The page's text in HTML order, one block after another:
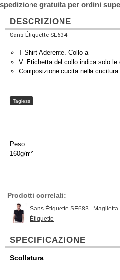
spedizione gratuita per ordini
DESCRIZIONE
Sans Étiquette SE634
T-Shirt Aderente. Collo a
V. Etichetta del collo indica solo le
Composizione cucita nella
Tagless
Peso
160g/m²
Prodotti correlati:
Sans Étiquette SE683 -
Étiquette
SPECIFICAZIONE
Scollatura